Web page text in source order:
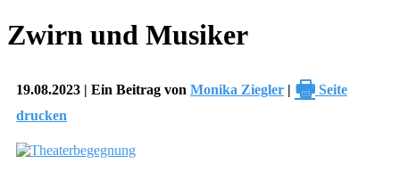
Zwirn und Musiker
19.08.2023 | Ein Beitrag von Monika Ziegler | 🖶 Seite
drucken